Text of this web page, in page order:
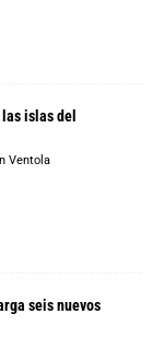
islas del
Ventola
seis nuevos